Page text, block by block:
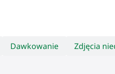
Dawkowanie Zdjęcia